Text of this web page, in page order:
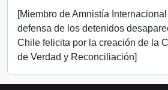
[Miembro de Amnistía
defensa de los detenidos
Chile felicita por la creación de la
de Verdad y Reconciliación]